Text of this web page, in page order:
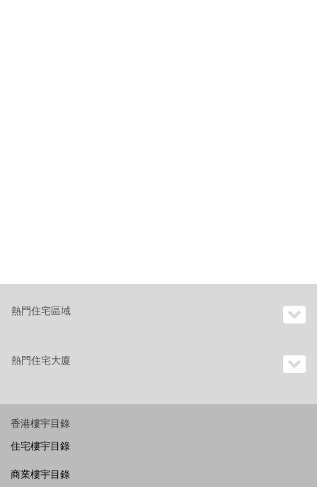
熱門住宅區域
熱門住宅大廈
香港樓宇目錄
住宅樓宇目錄
商業樓宇目錄